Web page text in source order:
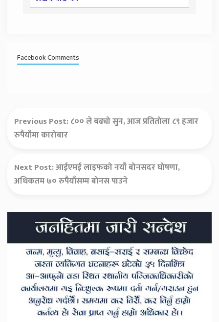
Facebook Comments
Previous Post:८०० ले बढ्यो सुन, आज प्रतितोला ८९ हजार
रुपैयाँमा कारोबार
Next Post:आईएमई लाइफको नयाँ बोनसदर घोषणा,
अधिकतम ७० रुपैयाँसम्म बोनस पाउने
Secondary
Sidebar